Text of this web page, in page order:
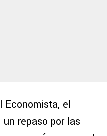
Economista, el
repaso por las